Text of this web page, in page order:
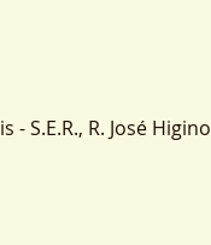
S.E.R., R. José